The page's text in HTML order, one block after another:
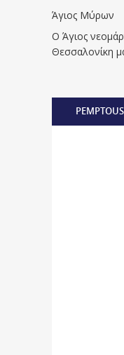
Άγιος Μύρων
Ο Άγιος
Θεσσαλονίκη